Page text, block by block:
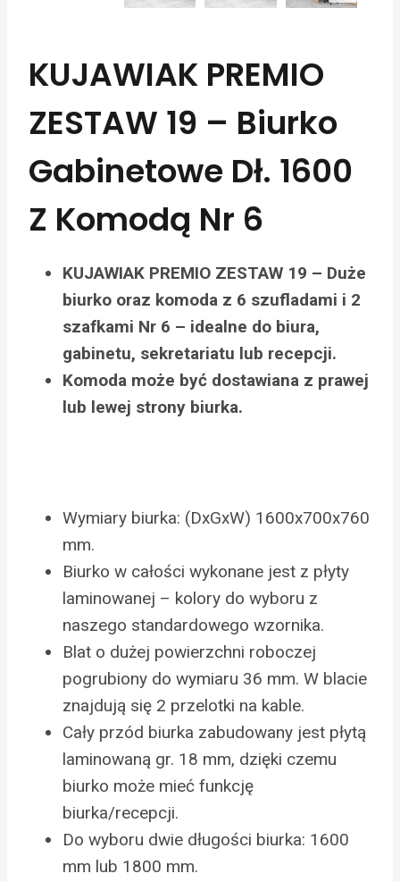
KUJAWIAK PREMIO
ZESTAW 19 – Biurko
Gabinetowe Dł. 1600
Z Komodą Nr 6
KUJAWIAK PREMIO ZESTAW 19 – Duże
biurko oraz komoda z 6 szufladami i 2
szafkami Nr 6 – idealne do biura,
gabinetu, sekretariatu lub recepcji.
Komoda może być dostawiana z prawej
lub lewej strony biurka.
Wymiary biurka: (DxGxW) 1600x700x760
mm.
Biurko w całości wykonane jest z płyty
laminowanej – kolory do wyboru z
naszego standardowego wzornika.
Blat o dużej powierzchni roboczej
pogrubiony do wymiaru 36 mm. W blacie
znajdują się 2 przelotki na kable.
Cały przód biurka zabudowany jest płytą
laminowaną gr. 18 mm, dzięki czemu
biurko może mieć funkcję
biurka/recepcji.
Do wyboru dwie długości biurka: 1600
mm lub 1800 mm.